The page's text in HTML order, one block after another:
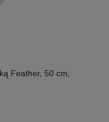
Feather, 50 cm,